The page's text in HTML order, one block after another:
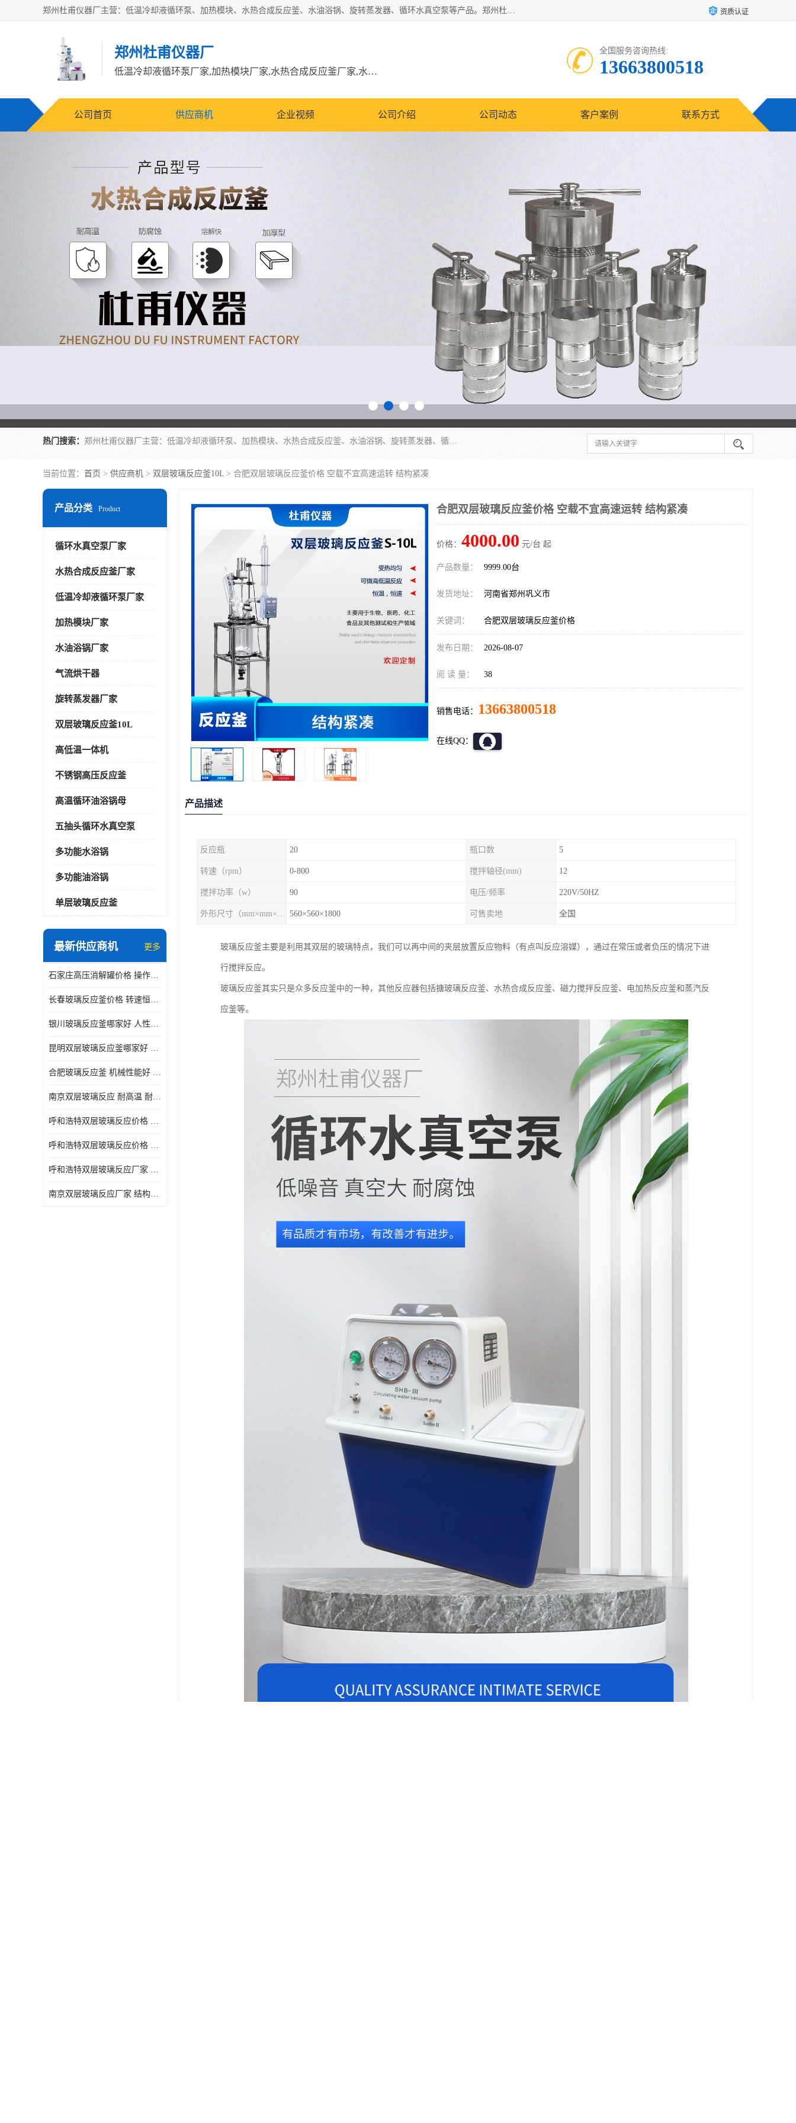
郑州杜甫仪器厂主营：低温冷却液循环泵、加热模块、水热合成反应釜、水油浴锅、旋转蒸发器、循环水真空泵等产品。郑州杜甫仪器厂在众多的教学仪器行业中依靠科技力量扬长避短、迅速发展，成为国家教委*生产教学仪器的厂家，产品具有国内良好水平，主导产品通过ISO9002质量认证。 资质认证
郑州杜甫仪器厂
低温冷却液循环泵厂家,加热模块厂家,水热合成反应釜厂家,水油浴锅厂家,旋转蒸发器厂家
全国服务咨询热线:
13663800518
公司首页 供应商机 企业视频 公司介绍 公司动态 客户案例 联系方式
热门搜索： 郑州杜甫仪器厂主营：低温冷却液循环泵、加热模块、水热合成反应釜、水油浴锅、旋转蒸发器、循环水真空泵等产品。郑州杜甫仪器厂在众多的教学仪器行业中依靠科技力量扬长避短、迅速发展，成为国家教委*生产教学仪器的厂家，产品具有国内良好水平，主导产品通过ISO9002质量认证。
当前位置： 首页 > 供应商机 > 双层玻璃反应釜10L > 合肥双层玻璃反应釜价格 空载不宜高速运转 结构紧凑
产品分类 Product
循环水真空泵厂家
水热合成反应釜厂家
低温冷却液循环泵厂家
加热模块厂家
水油浴锅厂家
气流烘干器
旋转蒸发器厂家
双层玻璃反应釜10L
高低温一体机
不锈钢高压反应釜
高温循环油浴锅母
五抽头循环水真空泵
多功能水浴锅
多功能油浴锅
单层玻璃反应釜
最新供应商机 更多
石家庄高压消解罐价格 操作简单 使用安全
长春玻璃反应釜价格 转速恒定 机械性能好
银川玻璃反应釜哪家好 人性化设计 可连续工作
昆明双层玻璃反应釜哪家好 人性化设计 可连续工作 机械性能好
合肥玻璃反应釜 机械性能好 可连续工作
南京双层玻璃反应 耐高温 耐腐蚀 空载不宜高速运转
呼和浩特双层玻璃反应价格 安全稳定 机械性能好
呼和浩特双层玻璃反应价格 结构紧凑 可做加热反应
呼和浩特双层玻璃反应厂家 转速恒定 空载不宜高速运转
南京双层玻璃反应厂家 结构紧凑 可连续工作 可做加热反应
合肥双层玻璃反应釜价格 空载不宜高速运转 结构紧凑
价格： 4000.00 元/台 起
产品数量： 9999.00台
发货地址： 河南省郑州巩义市
关键词： 合肥双层玻璃反应釜价格
发布日期： 2026-08-07
阅 读 量： 38
销售电话： 13663800518
在线QQ：
产品描述
反应瓶 20 瓶口数 5
转速（rpm） 0-800 搅拌轴径(mm) 12
搅拌功率（w） 90 电压/频率 220V/50HZ
外形尺寸（mm×mm×mm) 560×560×1800 可售卖地 全国
玻璃反应釜主要是利用其双层的玻璃特点，我们可以再中间的夹层放置反应物料（有点叫反应溶媒），通过在常压或者负压的情况下进
行搅拌反应。
玻璃反应釜其实只是众多反应釜中的一种，其他反应器包括搪玻璃反应釜、水热合成反应釜、磁力搅拌反应釜、电加热反应釜和蒸汽反
应釜等。